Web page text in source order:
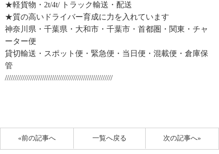
★軽貨物・2t/4t/ トラック輸送・配送
★質の高いドライバー育成に力を入れています
神奈川県・千葉県・大和市・千葉市・首都圏・関東・チャ
ーター便
貸切輸送・スポット便・緊急便・当日便・混載便・倉庫保
管
///////////////////////////////////////////////////////
«前の記事へ 次の記事へ»
一覧へ戻る